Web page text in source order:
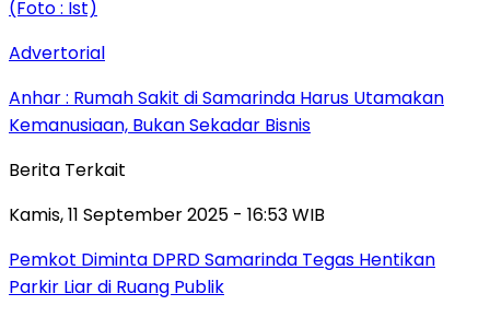
Advertorial
Anhar : Rumah Sakit di Samarinda Harus Utamakan
Kemanusiaan, Bukan Sekadar Bisnis
Berita Terkait
Kamis, 11 September 2025 - 16:53 WIB
Pemkot Diminta DPRD Samarinda Tegas Hentikan
Parkir Liar di Ruang Publik